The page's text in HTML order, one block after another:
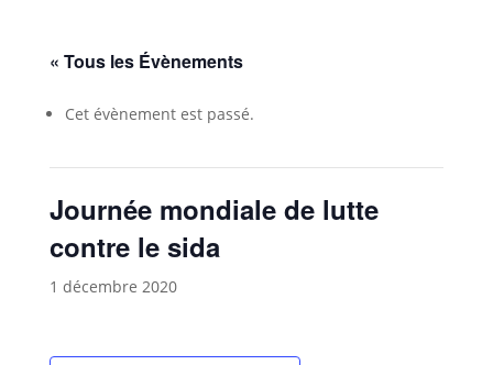
« Tous les Évènements
Cet évènement est passé.
Journée mondiale de lutte
contre le sida
1 décembre 2020